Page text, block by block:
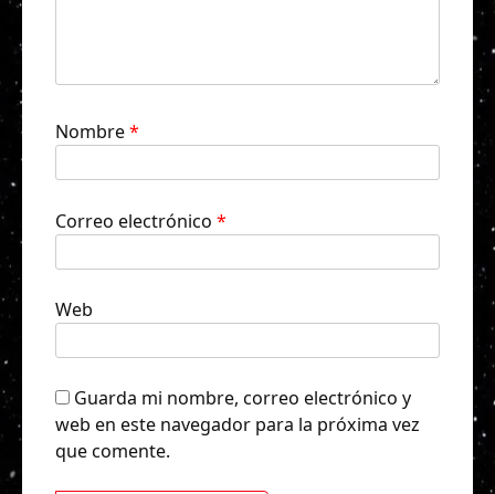
Nombre*
Correo electrónico *
Web
Guarda mi nombre, correo electrónico y
web en este navegador para la próxima vez
que comente.